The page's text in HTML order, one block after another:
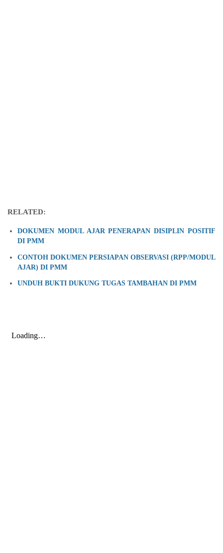
RELATED:
DOKUMEN MODUL AJAR PENERAPAN DISIPLIN POSITIF
DI PMM
CONTOH DOKUMEN PERSIAPAN OBSERVASI (RPP/MODUL
AJAR) DI PMM
UNDUH BUKTI DUKUNG TUGAS TAMBAHAN DI PMM